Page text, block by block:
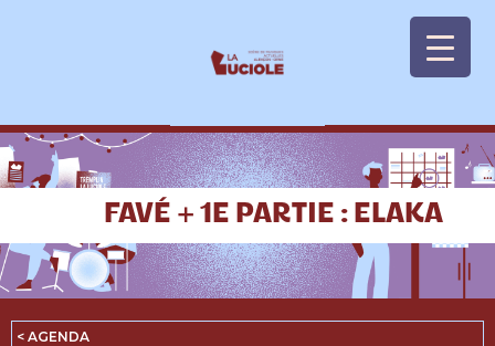
FAVÉ + 1E PARTIE : ELAKA
< AGENDA